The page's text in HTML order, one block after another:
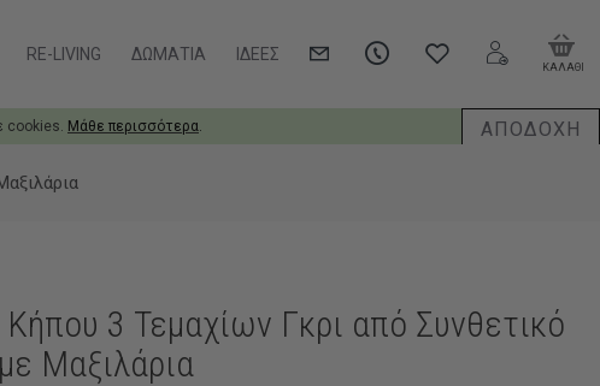
cookies. Μάθε περισσότερα. ΑΠΟΔΟΧΗ
RE-LIVING ΔΩΜΆΤΙΑ ΙΔΈΕΣ
ΚΑΛΑΘΙ
Κήπου 3 Τεμαχίων Γκρι από Συνθετικό
Μαξιλάρια